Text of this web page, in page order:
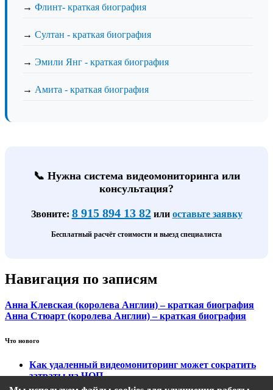
→ Флинт- краткая биография
→ Султан - краткая биография
→ Эмили Янг - краткая биография
→ Амита - краткая биография
📞 Нужна система видеомониторинга или
консультация?
Звоните: 8 915 894 13 82или оставьте заявку
Бесплатный расчёт стоимости и выезд специалиста
Навигация по записям
Анна Клевская (королева Англии) – краткая биография
Анна Стюарт (королева Англии) – краткая биография
Что нового
Как удаленный видеомониторинг может сократить
затраты на ЧОП
Тарифы на охранный видеомониторинг